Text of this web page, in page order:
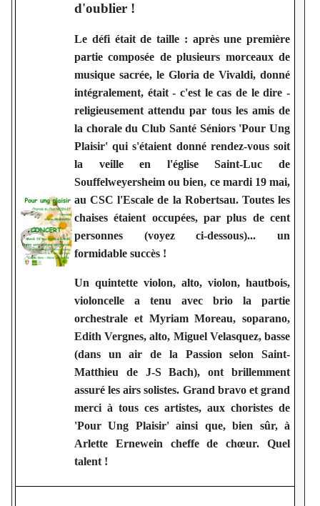
d'oublier !
Le défi était de taille : après une première
partie composée de plusieurs morceaux de
musique sacrée, le Gloria de Vivaldi, donné
intégralement, était- c'est le cas de le dire -
religieusement attendu par tous les amis de
la chorale du Club Santé Séniors 'Pour Ung
Plaisir' qui s'étaient donné rendez-vous soit
la veille en l'église Saint-Luc de
Souffelweyersheim ou bien, ce mardi 19 mai,
au CSC l'Escale de la Robertsau. Toutes les
chaises étaient occupées, par plus de cent
personnes (voyez ci-dessous)... un
formidable succès !
Un quintette violon, alto, violon, hautbois,
violoncelle a tenu avec brio la partie
orchestrale et Myriam Moreau, soparano,
Edith Vergnes, alto, Miguel Velasquez, basse
(dans un air de la Passion selon Saint-
Matthieu de J-S Bach), ont brillemment
assuré les airs solistes. Grand bravo et grand
merci à tous ces artistes, aux choristes de
'Pour Ung Plaisir' ainsi que, bien sûr, à
Arlette Ernewein cheffe de chœur. Quel
talent !